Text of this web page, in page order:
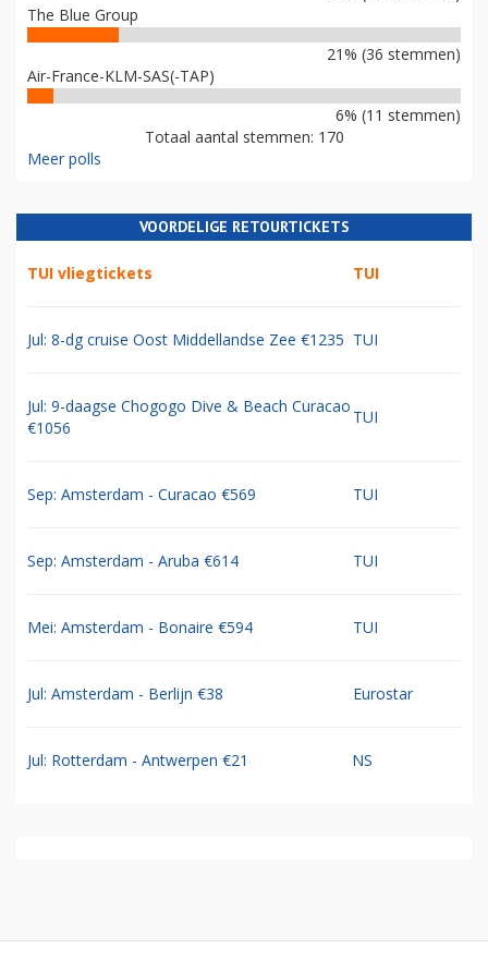
The Blue Group
21% (36 stemmen)
Air-France-KLM-SAS(-TAP)
6% (11 stemmen)
Totaal aantal stemmen: 170
Meer polls
VOORDELIGE RETOURTICKETS
TUI vliegtickets TUI
Jul: 8-dg cruise Oost Middellandse Zee €1235 TUI
Jul: 9-daagse Chogogo Dive & Beach Curacao
€1056
TUI
Sep: Amsterdam - Curacao €569 TUI
Sep: Amsterdam - Aruba €614 TUI
Mei: Amsterdam - Bonaire €594 TUI
Jul: Amsterdam - Berlijn €38 Eurostar
Jul: Rotterdam - Antwerpen €21 NS